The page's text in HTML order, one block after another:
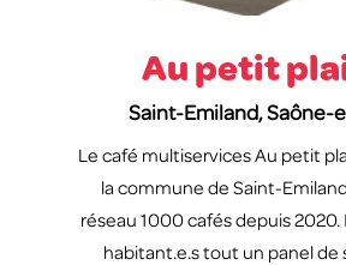
Au petit
Le café multiservices Au petit
la commune de Saint-
réseau 1000 cafés depuis 2020.
habitant.e.s tout un panel de
Saint-Emiland, Saône-